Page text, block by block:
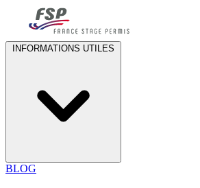
INFORMATIONS UTILES
BLOG